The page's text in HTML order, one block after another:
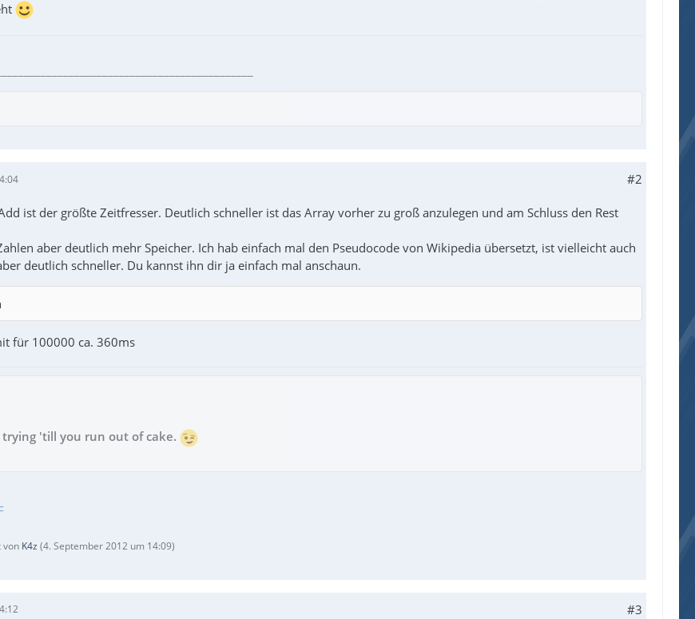
#2
ist der größte Zeitfresser. Deutlich schneller ist das Array vorher zu groß anzulegen und am Schluss den Rest
aber deutlich mehr Speicher. Ich hab einfach mal den Pseudocode von Wikipedia übersetzt, ist vielleicht auch
deutlich schneller. Du kannst ihn dir ja einfach mal anschaun.
für 100000 ca. 360ms
'till you run out of cake.
von K4z (4. September 2012 um 14:09)
#3